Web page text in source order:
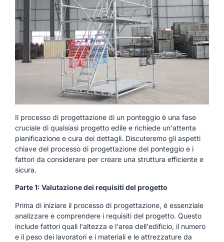
Il processo di progettazione di un ponteggio è una fase
cruciale di qualsiasi progetto edile e richiede un'attenta
pianificazione e cura dei dettagli. Discuteremo gli aspetti
chiave del processo di progettazione del ponteggio e i
fattori da considerare per creare una struttura efficiente e
sicura.
Parte 1: Valutazione dei requisiti del progetto
Prima di iniziare il processo di progettazione, è essenziale
analizzare e comprendere i requisiti del progetto. Questo
include fattori quali l'altezza e l'area dell'edificio, il numero
e il peso dei lavoratori e i materiali e le attrezzature da